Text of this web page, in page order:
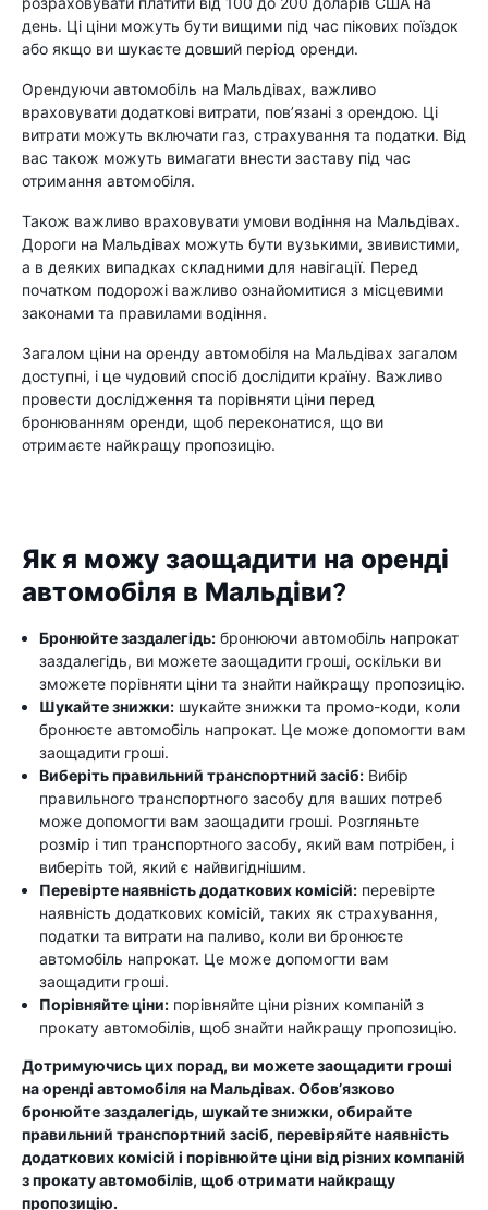
день. Ці ціни можуть бути вищими під час пікових поїздок
або якщо ви шукаєте довший період оренди.
Орендуючи автомобіль на Мальдівах, важливо
враховувати додаткові витрати, пов’язані з орендою. Ці
витрати можуть включати газ, страхування та податки. Від
вас також можуть вимагати внести заставу під час
отримання автомобіля.
Також важливо враховувати умови водіння на Мальдівах.
Дороги на Мальдівах можуть бути вузькими, звивистими,
а в деяких випадках складними для навігації. Перед
початком подорожі важливо ознайомитися з місцевими
законами та правилами водіння.
Загалом ціни на оренду автомобіля на Мальдівах загалом
доступні, і це чудовий спосіб дослідити країну. Важливо
провести дослідження та порівняти ціни перед
бронюванням оренди, щоб переконатися, що ви
отримаєте найкращу пропозицію.
Як я можу заощадити на оренді
автомобіля в Мальдіви?
Бронюйте заздалегідь: бронюючи автомобіль напрокат
заздалегідь, ви можете заощадити гроші, оскільки ви
зможете порівняти ціни та знайти найкращу пропозицію.
Шукайте знижки: шукайте знижки та промо-коди, коли
бронюєте автомобіль напрокат. Це може допомогти вам
заощадити гроші.
Виберіть правильний транспортний засіб: Вибір
правильного транспортного засобу для ваших потреб
може допомогти вам заощадити гроші. Розгляньте
розмір і тип транспортного засобу, який вам потрібен, і
виберіть той, який є найвигіднішим.
Перевірте наявність додаткових комісій: перевірте
наявність додаткових комісій, таких як страхування,
податки та витрати на паливо, коли ви бронюєте
автомобіль напрокат. Це може допомогти вам
заощадити гроші.
Порівняйте ціни: порівняйте ціни різних компаній з
прокату автомобілів, щоб знайти найкращу пропозицію.
Дотримуючись цих порад, ви можете заощадити гроші
на оренді автомобіля на Мальдівах. Обов’язково
бронюйте заздалегідь, шукайте знижки, обирайте
правильний транспортний засіб, перевіряйте наявність
додаткових комісій і порівнюйте ціни від різних компаній
з прокату автомобілів, щоб отримати найкращу
пропозицію.